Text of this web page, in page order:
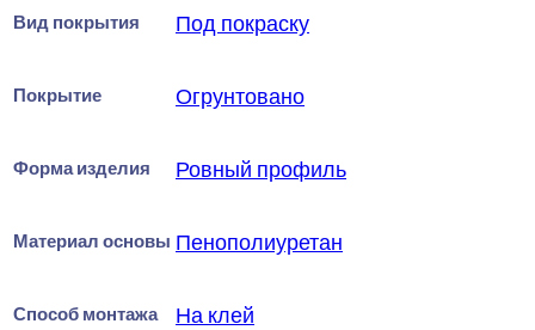
Вид покрытия Под покраску
Покрытие Огрунтовано
Форма изделия Ровный профиль
Материал основы Пенополиуретан
Способ монтажа На клей